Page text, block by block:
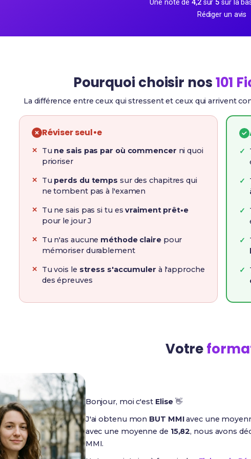
Une note de4,2sur 5 sur la
Rédiger un avis
Pourquoi choisir nos101
La différence entre ceux qui stressent et ceux qui arrivent
Réviser seul•e
Tu ne sais pas par où commencer ni quoi
prioriser
Tu perds du temps sur des chapitres qui
ne tombent pas à l'examen
Tu ne sais pas si tu esvraiment prêt•e
pour le jour J
Tu n'as aucune méthode clairepour
mémoriser durablement
Tu vois le stress s'accumuler à l'approche
des épreuves
Votre
Bonjour, moi c'est Elise 👋
J'ai obtenu mon BUT MMIavec une
avec une moyenne de 15,82, nous avons
MMI.